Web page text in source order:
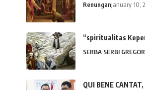
RenunganJanuary 10,
“spiritualitas
SERBA SERBI
QUI BENE CANTAT,